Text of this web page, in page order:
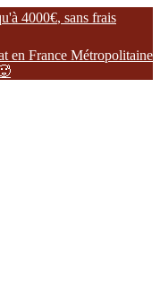
u'à 4000€, sans frais
t en France Métropolitaine